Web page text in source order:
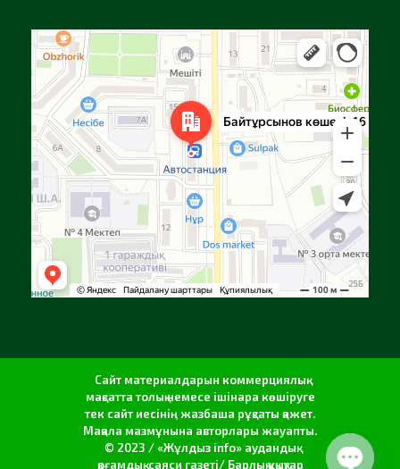
Яндекс Карталар — көлік, навигация, орындарды іздеу
Сайт материалдарын коммерциялық
мақсатта толық немесе ішінара көшіруге
тек сайт иесінің жазбаша рұқсаты қажет.
Мақала мазмұнына авторлары жауапты.
© 2023 / «Жұлдыз info» аудандық
қоғамдық-саяси газеті/ Барлық құқықтар